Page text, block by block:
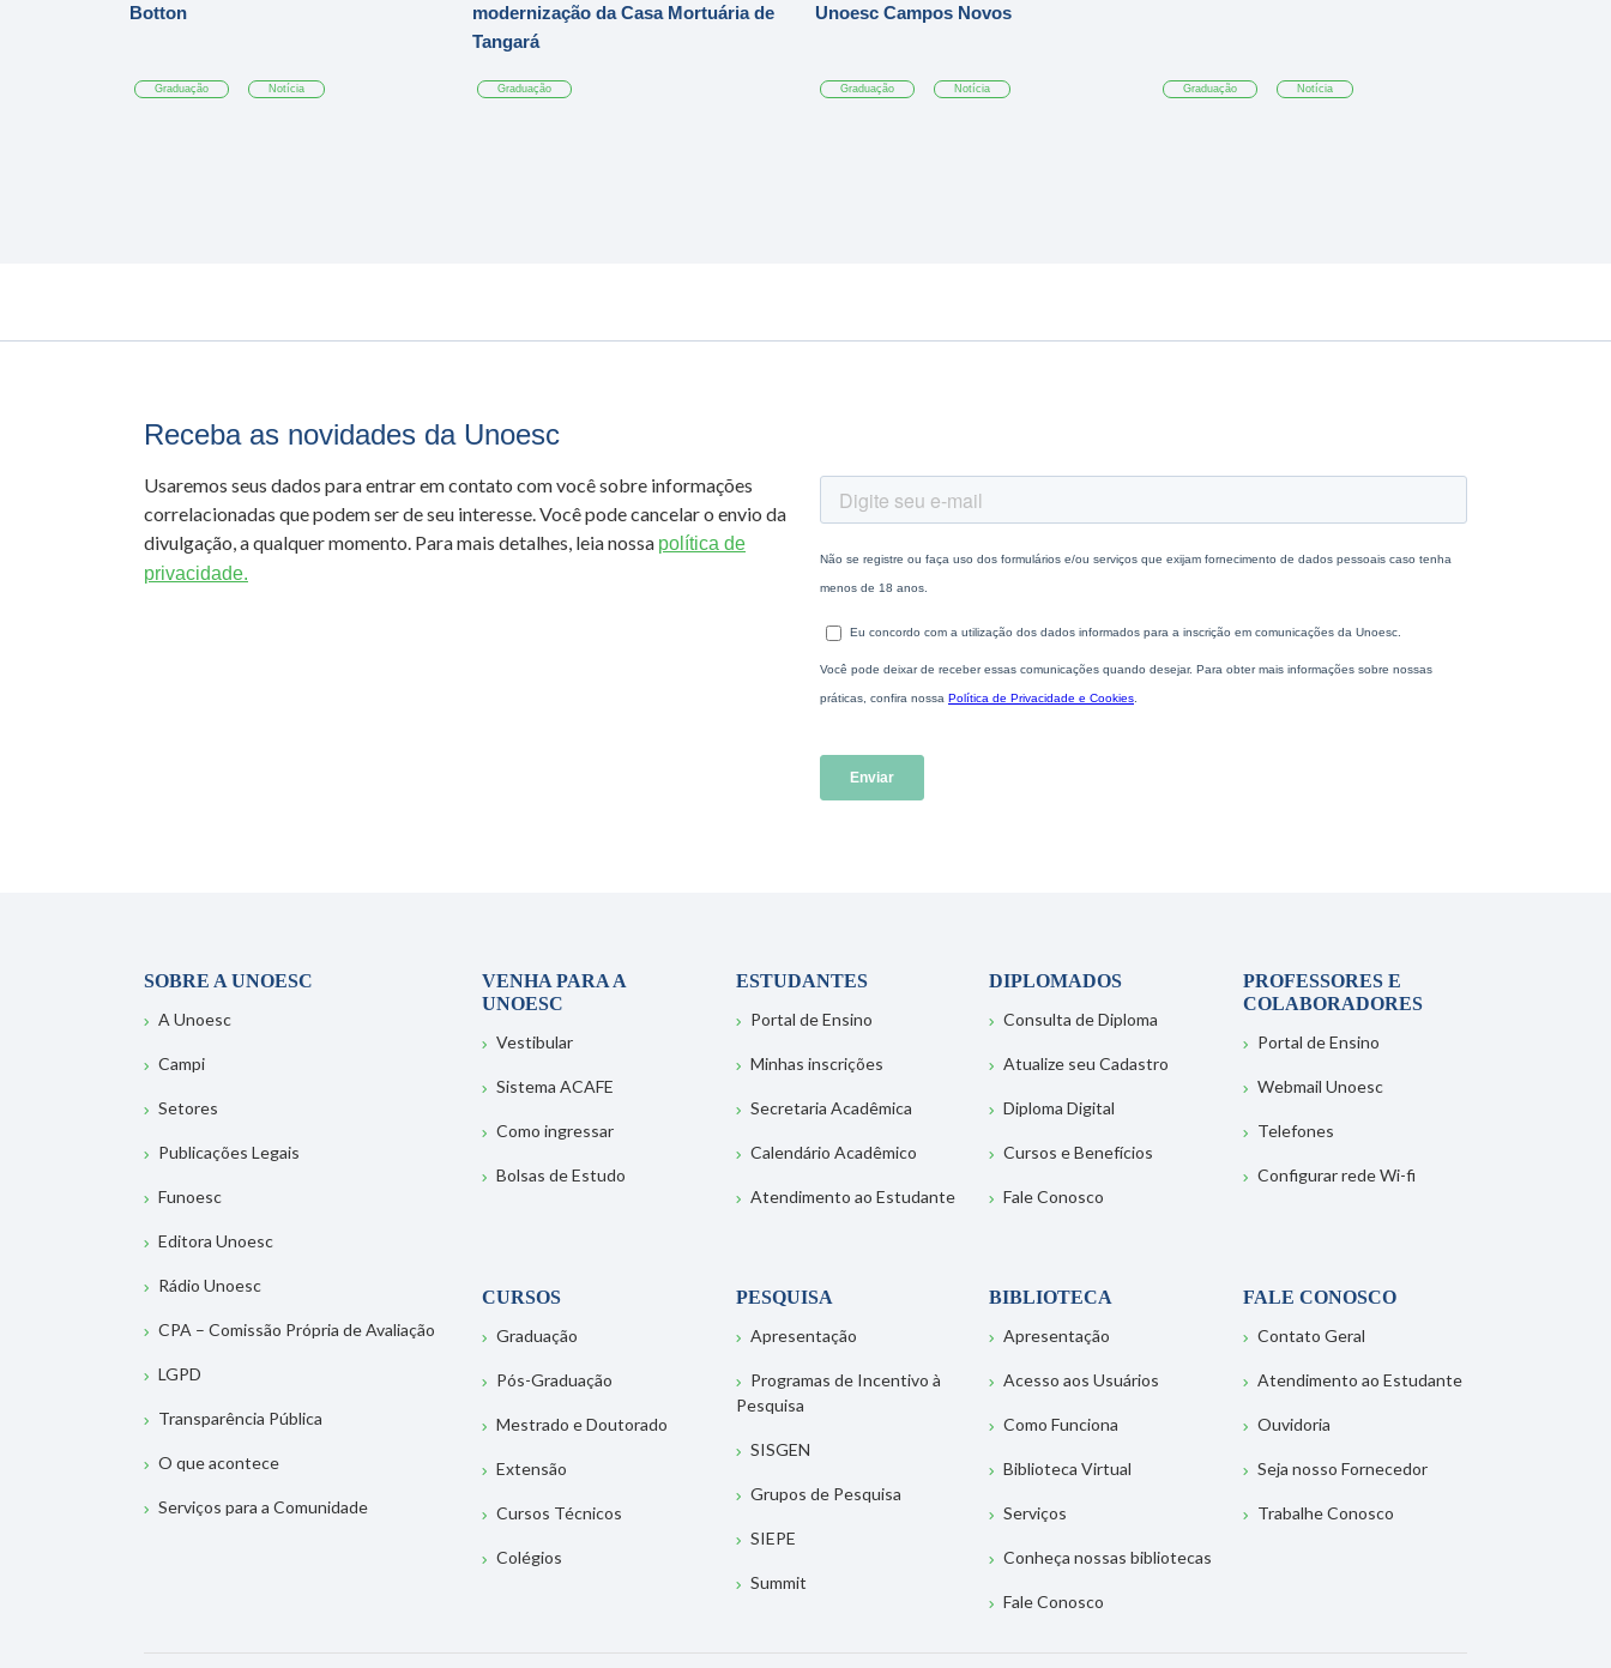
Botton
Graduação Notícia
modernização da Casa Mortuária de
Tangará
Graduação
Unoesc Campos Novos
Graduação Notícia Graduação Notícia
Receba as novidades da Unoesc
Usaremos seus dados para entrar em contato com você sobre informações
correlacionadas que podem ser de seu interesse. Você pode cancelar o envio da
divulgação, a qualquer momento. Para mais detalhes, leia nossa política de
privacidade.
SOBRE A UNOESC
A Unoesc
Campi
Setores
Publicações Legais
Funoesc
Editora Unoesc
Rádio Unoesc
CPA – Comissão Própria de Avaliação
LGPD
Transparência Pública
O que acontece
Serviços para a Comunidade
VENHA PARA A
UNOESC
Vestibular
Sistema ACAFE
Como ingressar
Bolsas de Estudo
ESTUDANTES
Portal de Ensino
Minhas inscrições
Secretaria Acadêmica
Calendário Acadêmico
Atendimento ao Estudante
DIPLOMADOS
Consulta de Diploma
Atualize seu Cadastro
Diploma Digital
Cursos e Benefícios
Fale Conosco
PROFESSORES E
COLABORADORES
Portal de Ensino
Webmail Unoesc
Telefones
Configurar rede Wi-fi
CURSOS
Graduação
Pós-Graduação
Mestrado e Doutorado
Extensão
Cursos Técnicos
Colégios
PESQUISA
Apresentação
Programas de Incentivo à
Pesquisa
SISGEN
Grupos de Pesquisa
SIEPE
Summit
BIBLIOTECA
Apresentação
Acesso aos Usuários
Como Funciona
Biblioteca Virtual
Serviços
Conheça nossas bibliotecas
Fale Conosco
FALE CONOSCO
Contato Geral
Atendimento ao Estudante
Ouvidoria
Seja nosso Fornecedor
Trabalhe Conosco